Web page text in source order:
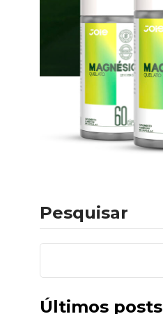
Pesquisar
Últimos posts